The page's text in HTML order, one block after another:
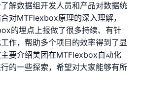
解数据组开发人员和产品对数据统
对MTFlexbox原理的深入理解，
的埋点上报做了很多持续、有针
作，帮助多个项目的效率得到了显
要介绍美团在MTFlexbox自动化
的一些探索，希望对大家能够有所